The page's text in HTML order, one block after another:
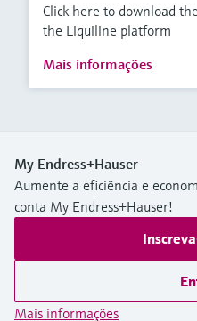
Click here to download
the Liquiline platform
Mais informações
My Endress+Hauser
Aumente a eficiência e
conta My Endress+Hauser!
Mais informações